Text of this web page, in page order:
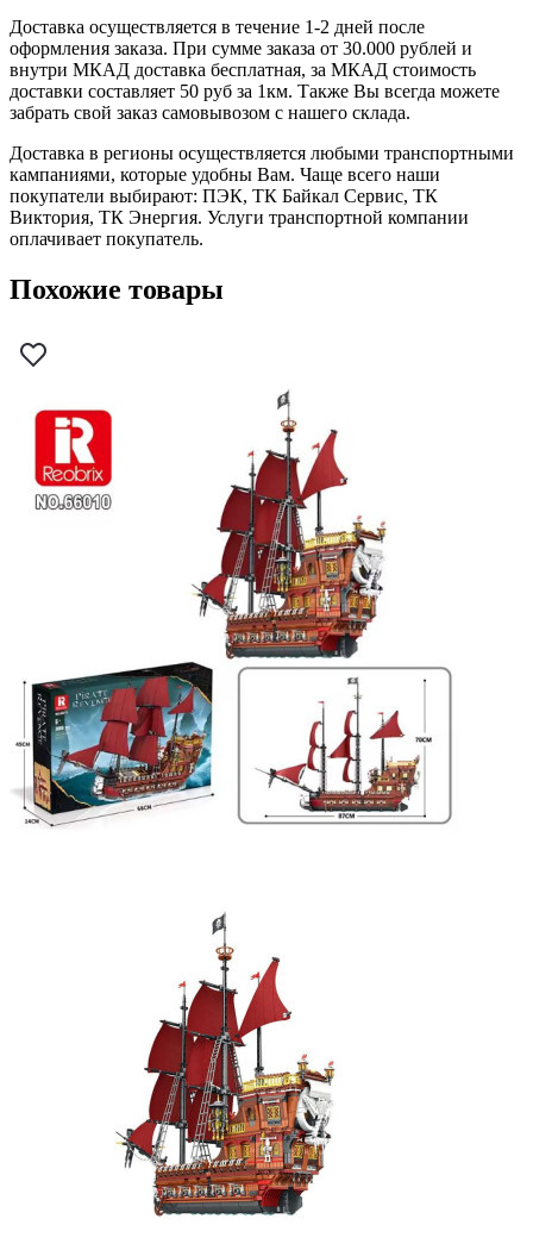
Доставка осуществляется в течение 1-2 дней после
оформления заказа. При сумме заказа от 30.000 рублей и
внутри МКАД доставка бесплатная, за МКАД стоимость
доставки составляет 50 руб за 1км. Также Вы всегда можете
забрать свой заказ самовывозом с нашего склада.
Доставка в регионы осуществляется любыми транспортными
кампаниями, которые удобны Вам. Чаще всего наши
покупатели выбирают: ПЭК, ТК Байкал Сервис, ТК
Виктория, ТК Энергия. Услуги транспортной компании
оплачивает покупатель.
Похожие товары